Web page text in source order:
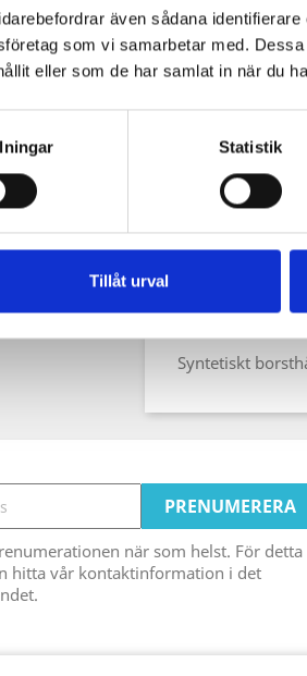
även sådana
som vi samarbetar med.
eller som de har samlat in när du
Statistik
Tillåt urval
Säkra
Ångerrätt 14
Syntetiskt
när som helst. För detta
hitta vår kontaktinformation i det